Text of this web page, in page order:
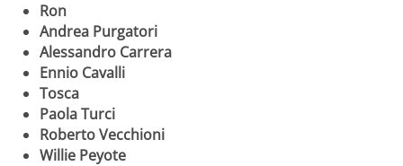
Ron
Andrea Purgatori
Alessandro Carrera
Ennio Cavalli
Tosca
Paola Turci
Roberto Vecchioni
Willie Peyote